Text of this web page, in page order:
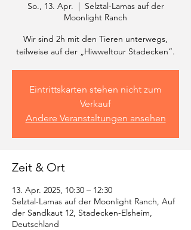
So., 13. Apr.
  |
Selztal-Lamas auf der
Moonlight Ranch
Wir sind 2h mit den Tieren unterwegs,
teilweise auf der „Hiwweltour Stadecken“.
Eintrittskarten stehen nicht zum
Verkauf
Andere Veranstaltungen ansehen
Zeit & Ort
13. Apr. 2025, 10:30 – 12:30
Selztal-Lamas auf der Moonlight Ranch, Auf
der Sandkaut 12, Stadecken-Elsheim,
Deutschland